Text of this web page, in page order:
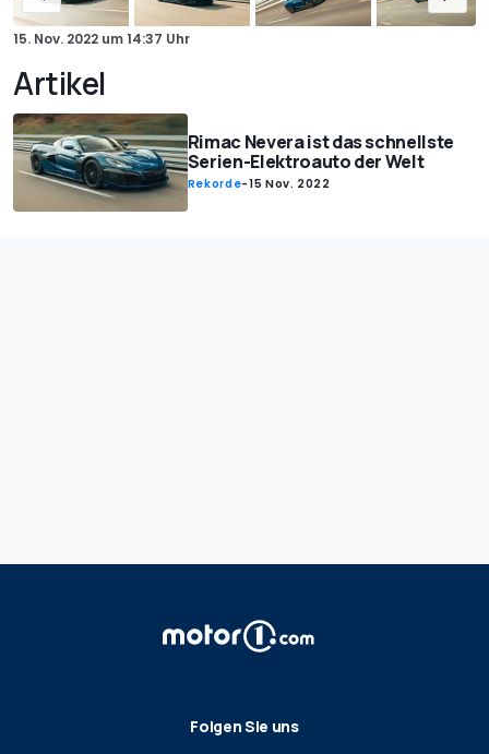
15. Nov. 2022 um14:37 Uhr
Artikel
Rimac Nevera ist das schnellste
Serien-Elektroauto der Welt
Rekorde-15 Nov. 2022
Folgen Sie uns